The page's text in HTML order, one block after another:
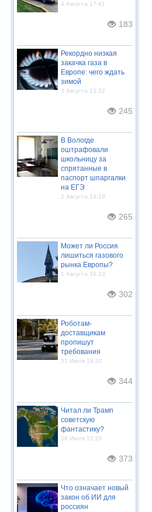
4 Августа 17:41
183
Рекордно низкая
закачка газа в
Европе: чего ждать
зимой
3 Августа 13:32
245
В Вологде
оштрафовали
школьницу за
спрятанные в
паспорт шпаргалки
на ЕГЭ
2 Августа 14:19
265
Может ли Россия
лишиться газового
рынка Европы?
1 Августа 16:23
302
Роботам-
доставщикам
пропишут
требования
31 Июля 18:32
344
Читал ли Трамп
советскую
фантастику?
30 Июля 12:20
373
Что означает новый
закон об ИИ для
россиян